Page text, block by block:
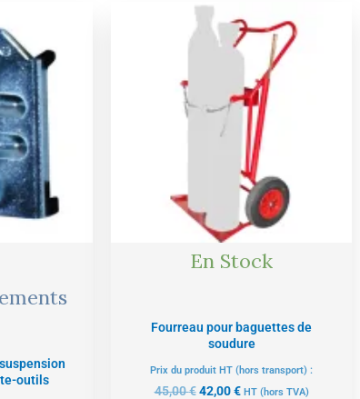
outils
€.
En Stock
Fourreau pour baguettes de
soudure
Prix du produit HT (hors transport) :
45,00€
prix
45,00 €.
42,00€
prix
actuel
est :
42,00 €.
HT (hors TVA)